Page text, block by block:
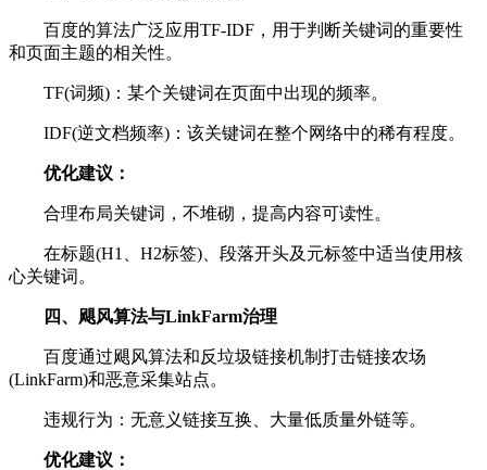
百度的算法广泛应用TF-IDF，用于判断关键词的重要性
和页面主题的相关性。
TF(词频)：某个关键词在页面中出现的频率。
IDF(逆文档频率)：该关键词在整个网络中的稀有程度。
优化建议：
合理布局关键词，不堆砌，提高内容可读性。
在标题(H1、H2标签)、段落开头及元标签中适当使用核
心关键词。
四、飓风算法与LinkFarm治理
百度通过飓风算法和反垃圾链接机制打击链接农场
(LinkFarm)和恶意采集站点。
违规行为：无意义链接互换、大量低质量外链等。
优化建议：